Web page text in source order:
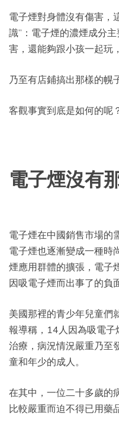
電子煙對身體沒有傷害，
識”：電子煙的濃煙成分
害，還能夠跟小孩一起玩
乃至有店鋪搞出那樣的幌
客觀事實到底是如何的呢
電子煙沒有
電子煙在中國銷售市場的
電子煙也逐漸變成一種時
煙應用群體的擴張，電子
因吸電子煙而出事了的負
美國那裡的青少年兒童們
報導稱，14人因為吸電子
治療，病況情況嚴重乃至
童和年少的成人。
在其中，一位二十多歲的
比較嚴重而迫不得已用藥